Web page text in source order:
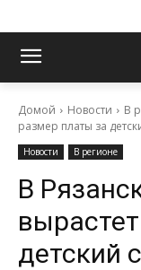
Домой Новости В
размер платы за
Новости В регионе
В
детский